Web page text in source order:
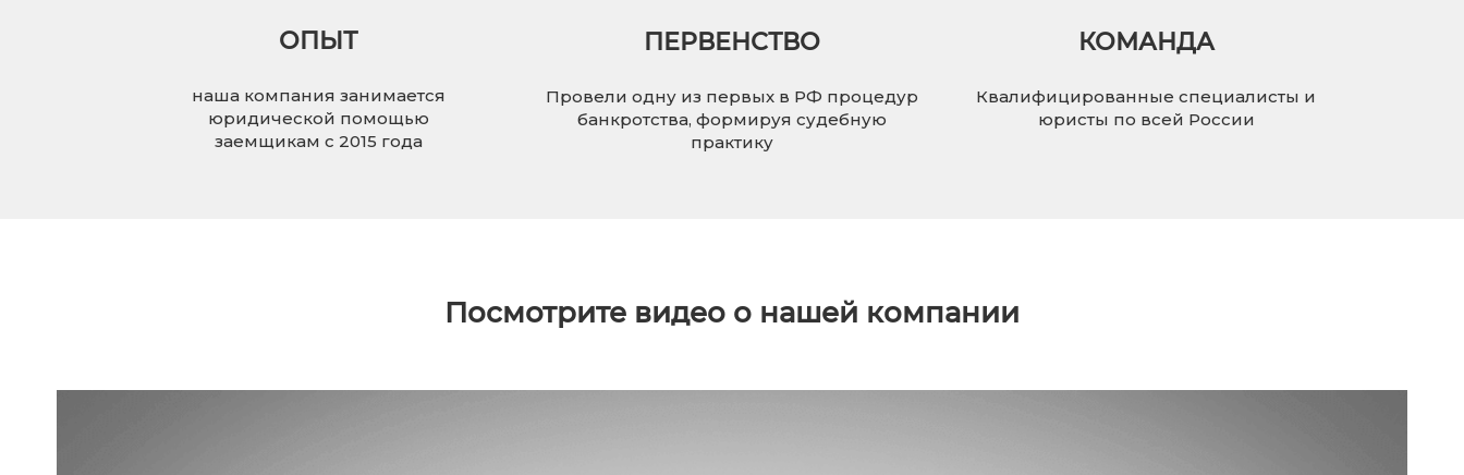
ОПЫТ
наша компания занимается
юридической помощью
заемщикам с 2015 года
ПЕРВЕНСТВО
Провели одну из первых в РФ процедур
банкротства, формируя судебную
практику
КОМАНДА
Квалифицированные специалисты и
юристы по всей России
Посмотрите видео о нашей компании